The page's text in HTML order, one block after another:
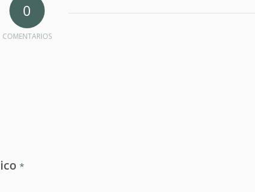
0
COMENTARIOS
*